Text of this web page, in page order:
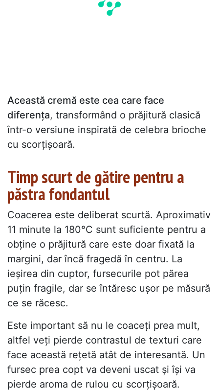
Această cremă este cea care face
diferența, transformând o prăjitură clasică
într-o versiune inspirată de celebra brioche
cu scorțișoară.
Timp scurt de gătire pentru a
păstra fondantul
Coacerea este deliberat scurtă. Aproximativ
11 minute la 180°C sunt suficiente pentru a
obține o prăjitură care este doar fixată la
margini, dar încă fragedă în centru. La
ieșirea din cuptor, fursecurile pot părea
puțin fragile, dar se întăresc ușor pe măsură
ce se răcesc.
Este important să nu le coaceți prea mult,
altfel veți pierde contrastul de texturi care
face această rețetă atât de interesantă. Un
fursec prea copt va deveni uscat și își va
pierde aroma de rulou cu scorțișoară.